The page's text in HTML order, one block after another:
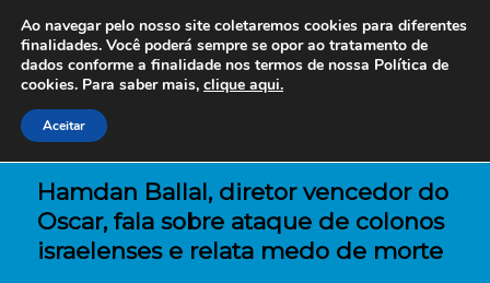
Hamdan Ballal, diretor vencedor do
Oscar, fala sobre ataque de colonos
israelenses e relata medo de morte
Ao navegar pelo nosso site coletaremos cookies para diferentes
finalidades. Você poderá sempre se opor ao tratamento de
dados conforme a finalidade nos termos de nossa Política de
cookies. Para saber mais, clique aqui.
Aceitar